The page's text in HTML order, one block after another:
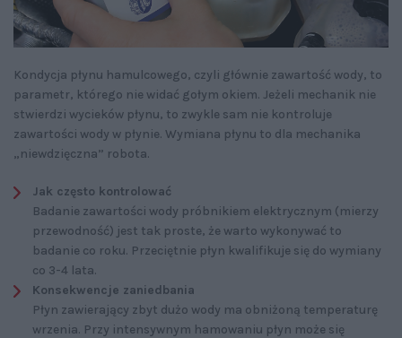
Kondycja płynu hamulcowego, czyli głównie zawartość wody, to
parametr, którego nie widać gołym okiem. Jeżeli mechanik nie
stwierdzi wycieków płynu, to zwykle sam nie kontroluje
zawartości wody w płynie. Wymiana płynu to dla mechanika
„niewdzięczna” robota.
Jak często kontrolować
Badanie zawartości wody próbnikiem elektrycznym (mierzy
przewodność) jest tak proste, że warto wykonywać to
badanie co roku. Przeciętnie płyn kwalifikuje się do wymiany
co 3-4 lata.
Konsekwencje zaniedbania
Płyn zawierający zbyt dużo wody ma obniżoną temperaturę
wrzenia. Przy intensywnym hamowaniu płyn może się